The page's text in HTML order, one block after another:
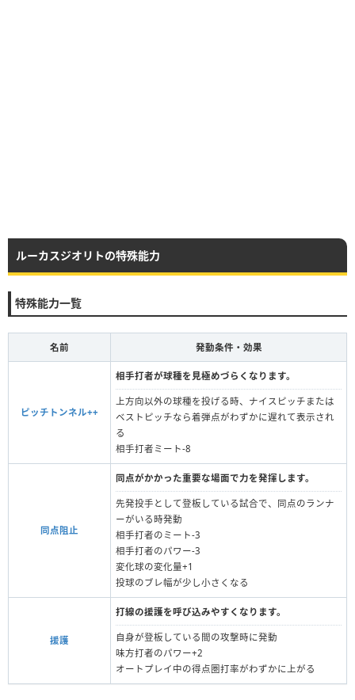
ルーカスジオリトの特殊能力
特殊能力一覧
名前 発動条件・効果
ピッチトンネル++
相手打者が球種を見極めづらくなります。
上方向以外の球種を投げる時、ナイスピッチまたは
ベストピッチなら着弾点がわずかに遅れて表示され
る
相手打者ミート-8
同点阻止
同点がかかった重要な場面で力を発揮します。
先発投手として登板している試合で、同点のランナ
ーがいる時発動
相手打者のミート‐3
相手打者のパワー-3
変化球の変化量+1
投球のブレ幅が少し小さくなる
援護
打線の援護を呼び込みやすくなります。
自身が登板している間の攻撃時に発動
味方打者のパワー+2
オートプレイ中の得点圏打率がわずかに上がる